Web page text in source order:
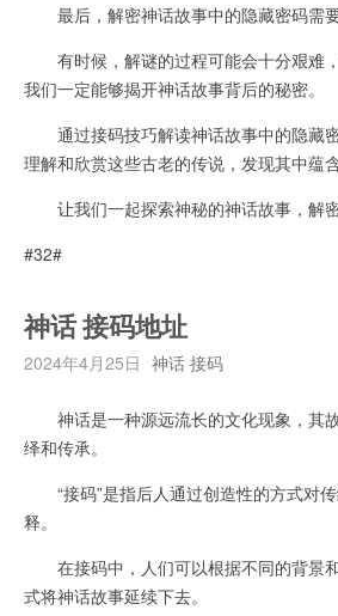
最后，解密神话故事中的隐藏密码需要
有时候，解谜的过程可能会十分艰难
我们一定能够揭开神话故事背后的秘密。
通过接码技巧解读神话故事中的隐藏
理解和欣赏这些古老的传说，发现其中蕴
让我们一起探索神秘的神话故事，解密
#32#
神话 接码地址
2024年4月25日 神话 接码
神话是一种源远流长的文化现象，其
绎和传承。
“接码”是指后人通过创造性的方式对
释。
在接码中，人们可以根据不同的背景
式将神话故事延续下去。